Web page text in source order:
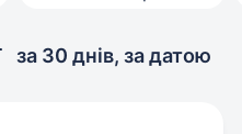
за 30 днів, за датою